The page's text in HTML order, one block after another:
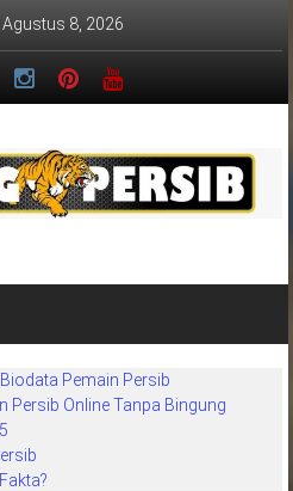
Agustus 8, 2026
Pemain Persib
Persib Online Tanpa Bingung